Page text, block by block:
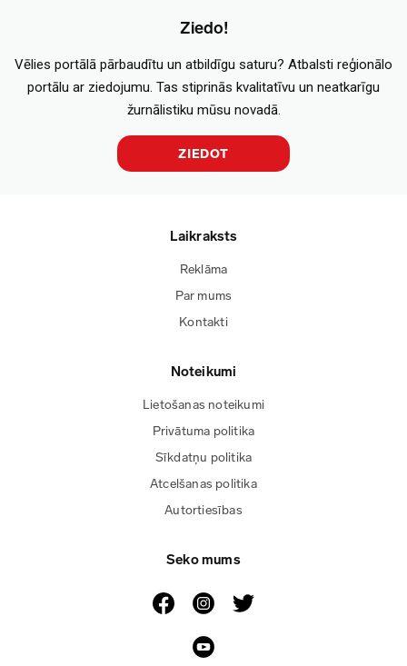
Ziedo!
Vēlies portālā pārbaudītu un atbildīgu saturu? Atbalsti reģionālo
portālu ar ziedojumu. Tas stiprinās kvalitatīvu un neatkarīgu
žurnālistiku mūsu novadā.
ZIEDOT
Laikraksts
Reklāma
Par mums
Kontakti
Noteikumi
Lietošanas noteikumi
Privātuma politika
Sīkdatņu politika
Atcelšanas politika
Autortiesības
Seko mums